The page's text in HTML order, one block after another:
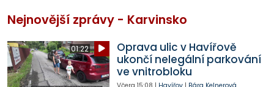
Nejnovější zprávy - Karvinsko
01:22
Oprava ulic v Havířově
ukončí nelegální parkování
ve vnitrobloku